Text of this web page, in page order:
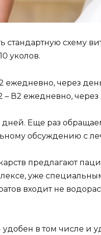
стандартную схему
уколов.
ежедневно, через
– В2 ежедневно,
дней. Еще раз
обсуждению с
предлагают
уже
входит не
удобен в том числе